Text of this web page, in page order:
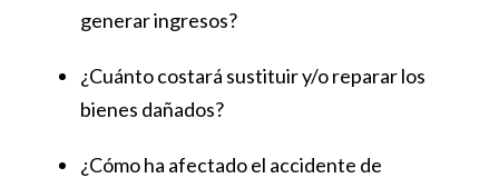
generar ingresos?
¿Cuánto costará sustituir y/o reparar los
bienes dañados?
¿Cómo ha afectado el accidente de